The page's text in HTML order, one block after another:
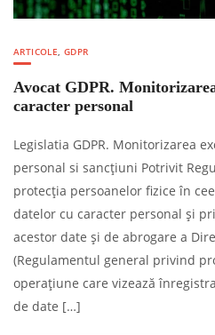
ARTICOLE,GDPR
Avocat GDPR.
caracter personal
Legislatia GDPR. Monitorizarea
personal si sancțiuni Potrivit
protecţia persoanelor fizice în
datelor cu caracter personal şi
acestor date şi de abrogare a
(Regulamentul general privind
operațiune care vizează
de date […]